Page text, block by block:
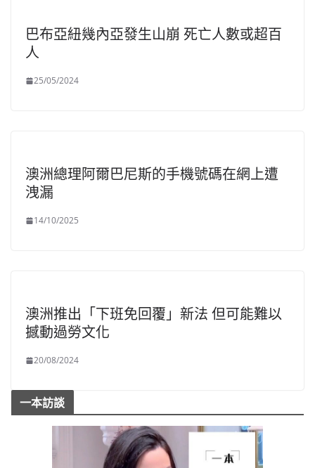
巴布亞紐幾內亞發生山崩 死亡人數或超百
人
25/05/2024
澳洲總理阿爾巴尼斯的手機號碼在網上遭
洩漏
14/10/2025
澳洲推出「下班免回覆」新法 但可能難以
撼動過勞文化
20/08/2024
一本訪談